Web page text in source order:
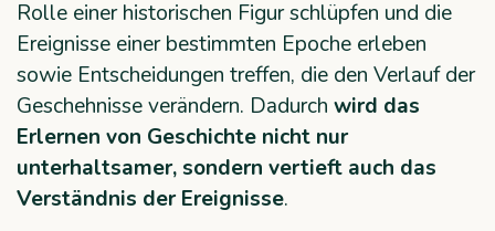
Rolle einer historischen Figur schlüpfen und die
Ereignisse einer bestimmten Epoche erleben
sowie Entscheidungen treffen, die den Verlauf der
Geschehnisse verändern. Dadurch wird das
Erlernen von Geschichte nicht nur
unterhaltsamer, sondern vertieft auch das
Verständnis der Ereignisse.